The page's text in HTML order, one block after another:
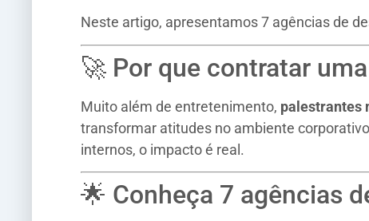
Neste artigo, apresentamos 7 agências de
🚀 Por que contratar
Muito além de entretenimento, palestrantes
transformar atitudes no ambiente
internos, o impacto é real.
🌟 Conheça 7 agências